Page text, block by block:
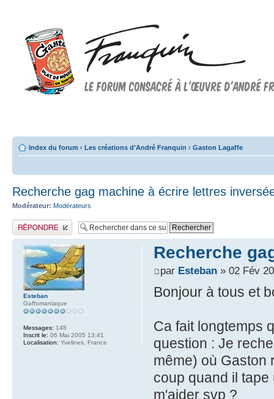
Index du forum ‹ Les créations d'André Franquin ‹ Gaston Lagaffe
Recherche gag machine à écrire lettres
Modérateur: Modérateurs
Publier une réponse
Recherche
par Esteban» 02 Fév
Bonjour à tous et
Ca fait longtemps
question : Je
même) où Gaston
coup quand il
m'aider svp ?
Esteban
Gaffomaniaque
Messages: 148
Inscrit le: 06 Mai 2005 13:41
Localisation: Yvelines, France